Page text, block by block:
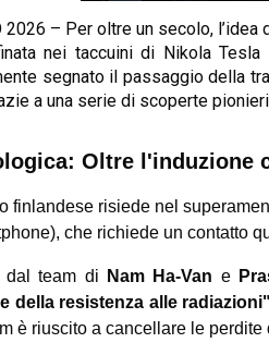
2026 – Per oltre un secolo,
nei taccuini di Nikola
segnato il passaggio della
a una serie di scoperte
Oltre l'induzione
finlandese risiede nel
che richiede un contatto
dal team di Nam Ha-Van e
della resistenza alle radiazioni"
è riuscito a cancellare le